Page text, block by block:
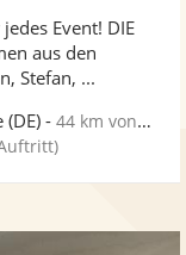
Fotos
5
Event! DIE
aus den
Stefan, ...
(DE) -44 km von Celle